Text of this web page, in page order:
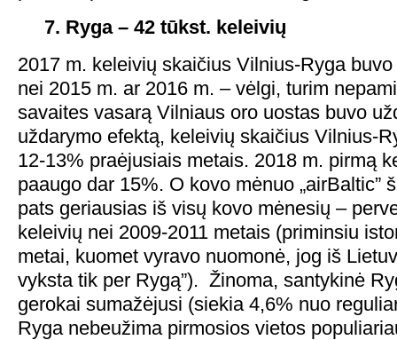
7. Ryga – 42 tūkst. keleivių
2017 m. keleivių skaičius Vilnius-Ryga
nei 2015 m. ar 2016 m. – vėlgi, turim
savaites vasarą Vilniaus oro uostas buvo
uždarymo efektą, keleivių skaičius Vilnius-
12-13% praėjusiais metais. 2018 m. pirmą
paaugo dar 15%. O kovo mėnuo „airBaltic”
pats geriausias iš visų kovo mėnesių –
keleivių nei 2009-2011 metais (priminsiu
metai, kuomet vyravo nuomonė, jog iš
vyksta tik per Rygą”). Žinoma, santykinė
gerokai sumažėjusi (siekia 4,6% nuo
Ryga nebeužima pirmosios vietos